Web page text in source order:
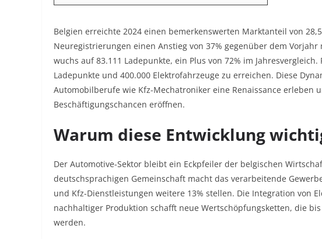
Belgien erreichte 2024 einen bemerkenswerten Marktanteil von
Neuregistrierungen einen Anstieg von 37% gegenüber dem
wuchs auf 83.111 Ladepunkte, ein Plus von 72% im
Ladepunkte und 400.000 Elektrofahrzeuge zu erreichen. Diese
Automobilberufe wie Kfz-Mechatroniker eine Renaissance erleben
Beschäftigungschancen eröffnen.​
Warum diese Entwicklung
Der Automotive-Sektor bleibt ein Eckpfeiler der belgischen
deutschsprachigen Gemeinschaft macht das verarbeitende
und Kfz-Dienstleistungen weitere 13% stellen. Die Integration von
nachhaltiger Produktion schafft neue Wertschöpfungsketten, die
werden.​